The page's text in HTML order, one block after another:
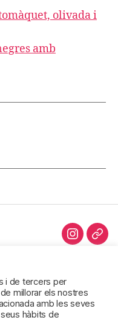
olivada i
amb
i de tercers per
millorar els nostres
amb les seves
hàbits de